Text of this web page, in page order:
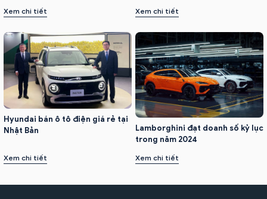
Xem chi tiết Xem chi tiết
Hyundai bán ô tô điện giá rẻ tại
Nhật Bản
Xem chi tiết
Lamborghini đạt doanh số kỷ lục
trong năm 2024
Xem chi tiết